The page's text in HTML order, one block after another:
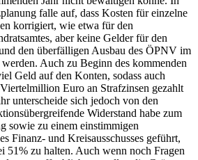
falle auf, dass Kosten für einzelne
korrigiert, wie etwa für den
aber keine Gelder für den
den überfälligen Ausbau des ÖPNV im
Auch zu Beginn des kommenden
Geld auf den Konten, sodass auch
Euro an Strafzinsen gezahlt
unterscheide sich jedoch von den
Widerstand habe zum
sowie zu einem einstimmigen
Finanz- und Kreisausschusses geführt,
51% zu halten. Auch wenn noch Fragen